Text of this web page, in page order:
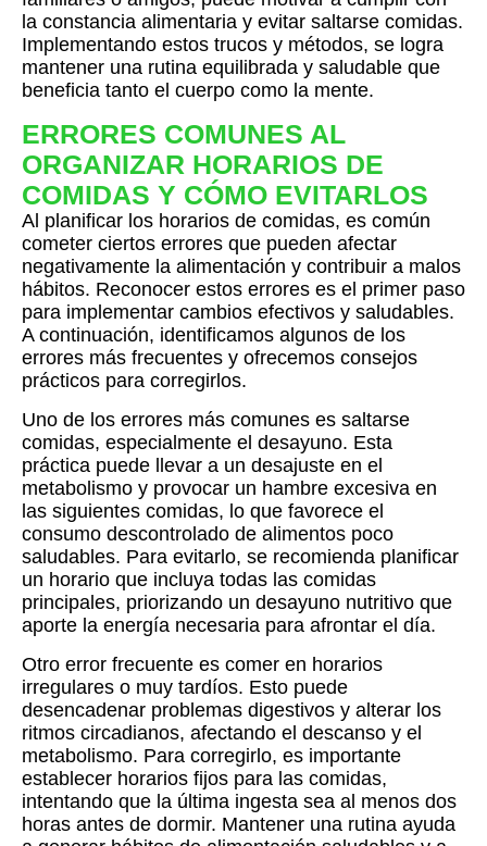
la constancia alimentaria y evitar saltarse comidas.
Implementando estos trucos y métodos, se logra
mantener una rutina equilibrada y saludable que
beneficia tanto el cuerpo como la mente.
ERRORES COMUNES AL
ORGANIZAR HORARIOS DE
COMIDAS Y CÓMO EVITARLOS
Al planificar los horarios de comidas, es común
cometer ciertos errores que pueden afectar
negativamente la alimentación y contribuir a malos
hábitos. Reconocer estos errores es el primer paso
para implementar cambios efectivos y saludables.
A continuación, identificamos algunos de los
errores más frecuentes y ofrecemos consejos
prácticos para corregirlos.
Uno de los errores más comunes es saltarse
comidas, especialmente el desayuno. Esta
práctica puede llevar a un desajuste en el
metabolismo y provocar un hambre excesiva en
las siguientes comidas, lo que favorece el
consumo descontrolado de alimentos poco
saludables. Para evitarlo, se recomienda planificar
un horario que incluya todas las comidas
principales, priorizando un desayuno nutritivo que
aporte la energía necesaria para afrontar el día.
Otro error frecuente es comer en horarios
irregulares o muy tardíos. Esto puede
desencadenar problemas digestivos y alterar los
ritmos circadianos, afectando el descanso y el
metabolismo. Para corregirlo, es importante
establecer horarios fijos para las comidas,
intentando que la última ingesta sea al menos dos
horas antes de dormir. Mantener una rutina ayuda